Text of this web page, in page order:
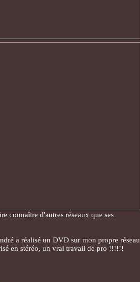
connaître d'autres réseaux que ses
a réalisé un DVD sur mon propre réseau
en stéréo, un vrai travail de pro !!!!!!